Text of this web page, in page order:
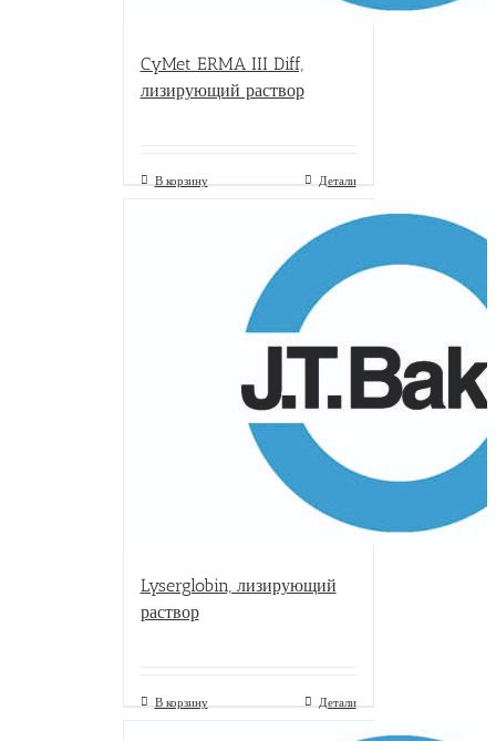
CyMet ERMA III Diff,
лизирующий раствор
В корзину Детали
Lyserglobin, лизирующий
раствор
В корзину Детали